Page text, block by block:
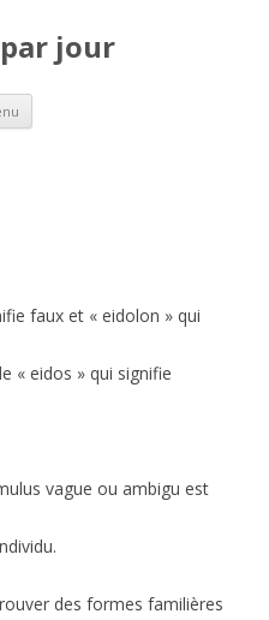
jour
Aller au contenu principal
faux et « eidolon » qui
« eidos » qui signifie
vague ou ambigu est
des formes familières